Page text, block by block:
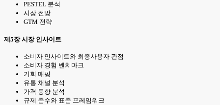
PESTEL 분석
시장 전망
GTM 전략
제5장 시장 인사이트
소비자 인사이트와 최종사용자 관점
소비자 경험 벤치마크
기회 매핑
유통 채널 분석
가격 동향 분석
규제 준수와 표준 프레임워크